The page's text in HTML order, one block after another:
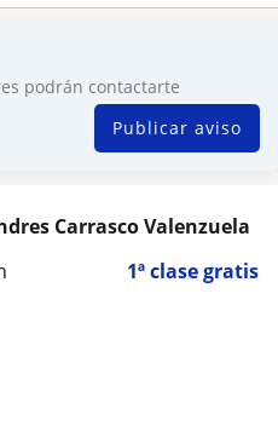
podrán contactarte
Publicar aviso
1ª clase gratis
Carrasco Valenzuela